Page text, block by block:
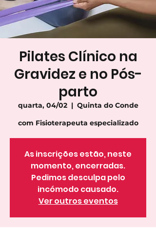
Pilates Clínico na
Gravidez e no Pós-
parto
quarta, 04/02
  |
Quinta do Conde
com Fisioterapeuta especializado
As inscrições estão, neste
momento, encerradas.
Pedimos desculpa pelo
incómodo causado.
Ver outros eventos